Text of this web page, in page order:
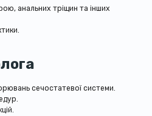
анальних тріщин та інших
сечостатевої системи.